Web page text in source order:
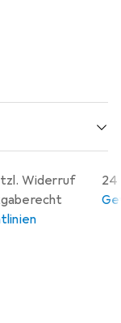
Widerruf
24